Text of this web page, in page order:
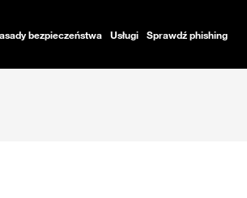
bezpieczeństwa Usługi Sprawdź phishing